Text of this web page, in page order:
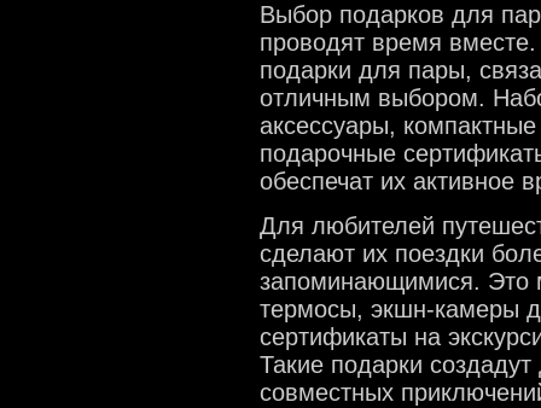
Выбор подарков для
проводят время
подарки для пары,
отличным выбором.
аксессуары,
подарочные
обеспечат их активное
Для любителей
сделают их поездки
запоминающимися. Это
термосы, экшн-камеры
сертификаты на
Такие подарки
совместных